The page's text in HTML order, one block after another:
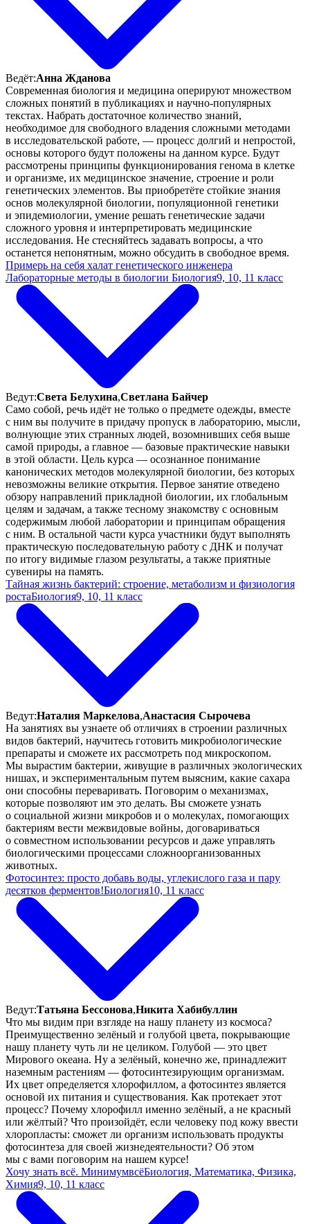
Ведёт:Анна Жданова
Современная биология и медицина оперируют множеством
сложных понятий в публикациях и научно-популярных
текстах. Набрать достаточное количество знаний,
необходимое для свободного владения сложными методами
в исследовательской работе, — процесс долгий и непростой,
основы которого будут положены на данном курсе. Будут
рассмотрены принципы функционирования генома в клетке
и организме, их медицинское значение, строение и роли
генетических элементов. Вы приобретёте стойкие знания
основ молекулярной биологии, популяционной генетики
и эпидемиологии, умение решать генетические задачи
сложного уровня и интерпретировать медицинские
исследования. Не стесняйтесь задавать вопросы, а что
останется непонятным, можно обсудить в свободное время.
Примерь на себя халат генетического инженера
Лабораторные методы в биологии Биология9, 10, 11 класс
Ведут:Света Белухина,Светлана Байчер
Само собой, речь идёт не только о предмете одежды, вместе
с ним вы получите в придачу пропуск в лабораторию, мысли,
волнующие этих странных людей, возомнивших себя выше
самой природы, а главное — базовые практические навыки
в этой области. Цель курса — осознанное понимание
канонических методов молекулярной биологии, без которых
невозможны великие открытия. Первое занятие отведено
обзору направлений прикладной биологии, их глобальным
целям и задачам, а также тесному знакомству с основным
содержимым любой лаборатории и принципам обращения
с ним. В остальной части курса участники будут выполнять
практическую последовательную работу с ДНК и получат
по итогу видимые глазом результаты, а также приятные
сувениры на память.
Тайная жизнь бактерий: строение, метаболизм и физиология
ростаБиология9, 10, 11 класс
Ведут:Наталия Маркелова,Анастасия Сырочева
На занятиях вы узнаете об отличиях в строении различных
видов бактерий, научитесь готовить микробиологические
препараты и сможете их рассмотреть под микроскопом.
Мы вырастим бактерии, живущие в различных экологических
нишах, и экспериментальным путем выясним, какие сахара
они способны переваривать. Поговорим о механизмах,
которые позволяют им это делать. Вы сможете узнать
о социальной жизни микробов и о молекулах, помогающих
бактериям вести межвидовые войны, договариваться
о совместном использовании ресурсов и даже управлять
биологическими процессами сложноорганизованных
животных.
Фотосинтез: просто добавь воды, углекислого газа и пару
десятков ферментов!Биология10, 11 класс
Ведут:Татьяна Бессонова,Никита Хабибуллин
Что мы видим при взгляде на нашу планету из космоса?
Преимущественно зелёный и голубой цвета, покрывающие
нашу планету чуть ли не целиком. Голубой — это цвет
Мирового океана. Ну а зелёный, конечно же, принадлежит
наземным растениям — фотосинтезирующим организмам.
Их цвет определяется хлорофиллом, а фотосинтез является
основой их питания и существования. Как протекает этот
процесс? Почему хлорофилл именно зелёный, а не красный
или жёлтый? Что произойдёт, если человеку под кожу ввести
хлоропласты: сможет ли организм использовать продукты
фотосинтеза для своей жизнедеятельности? Об этом
мы с вами поговорим на нашем курсе!
Хочу знать всё. МинимумвсёБиология, Математика, Физика,
Химия9, 10, 11 класс